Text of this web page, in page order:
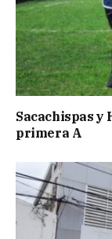
Sacachispas y
primera A